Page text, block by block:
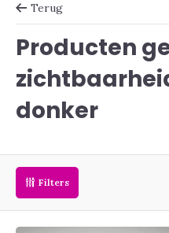
Terug
Producten
donker
Filters